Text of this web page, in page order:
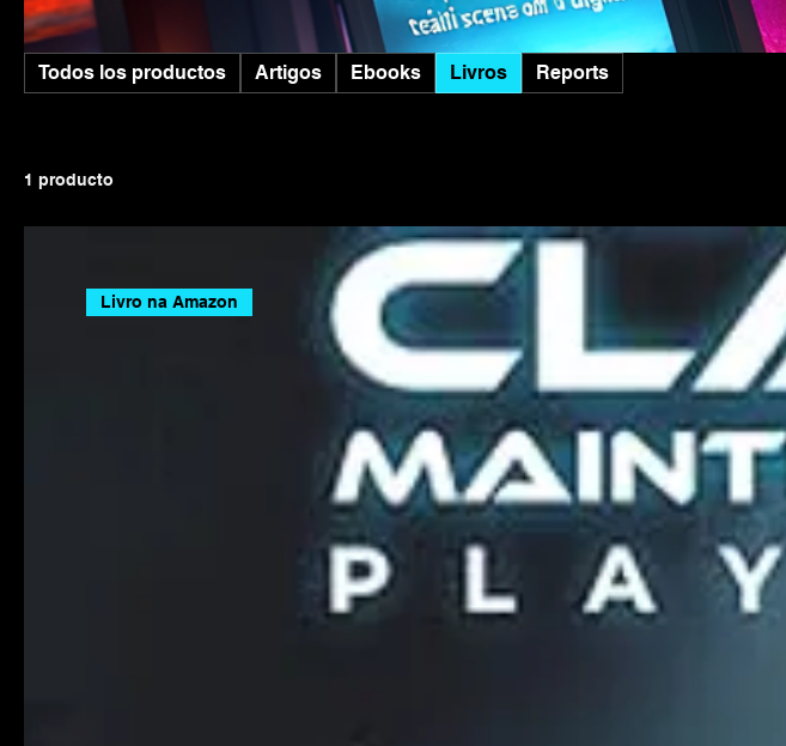
Todos los productos Artigos Ebooks Livros Reports
1 producto
Livro na Amazon